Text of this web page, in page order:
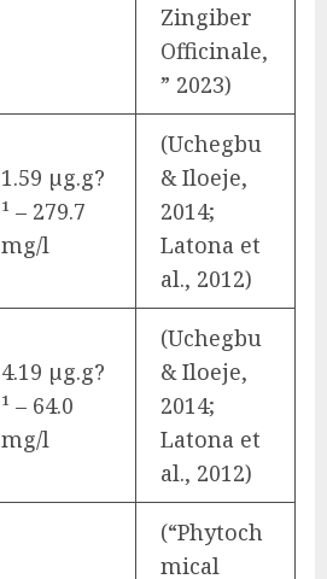
Zingiber
Officinale,
” 2023)
1.59 µg.g?
¹ – 279.7
mg/l
(Uchegbu
& Iloeje,
2014;
Latona et
al., 2012)
4.19 µg.g?
¹ – 64.0
mg/l
(Uchegbu
& Iloeje,
2014;
Latona et
al., 2012)
(“Phytoch
mical